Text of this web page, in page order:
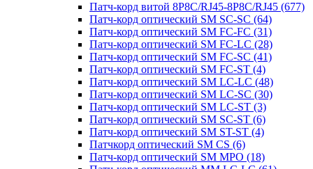
Патч-корд витой 8P8C/RJ45-8P8C/RJ45 (677)
Патч-корд оптический SM SC-SC (64)
Патч-корд оптический SM FC-FC (31)
Патч-корд оптический SM FC-LC (28)
Патч-корд оптический SM FC-SC (41)
Патч-корд оптический SM FC-ST (4)
Патч-корд оптический SM LC-LC (48)
Патч-корд оптический SM LC-SC (30)
Патч-корд оптический SM LC-ST (3)
Патч-корд оптический SM SC-ST (6)
Патч-корд оптический SM ST-ST (4)
Патчкорд оптический SM CS (6)
Патч-корд оптический SM MPO (18)